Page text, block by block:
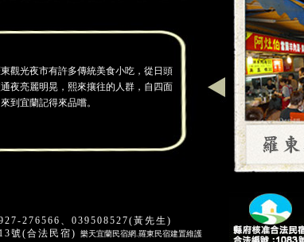
觀光夜市有許多傳統美食小吃，從日頭
夜亮麗明晃，熙來攘往的人群，自四面
到宜蘭記得來品嚐。
276566、039508527(黃先生)
號(合法民宿)
樂天宜蘭民宿網. 羅東民宿建置維護